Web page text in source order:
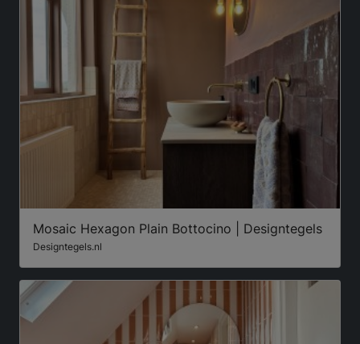
Mosaic Hexagon Plain Bottocino | Designtegels
Designtegels.nl